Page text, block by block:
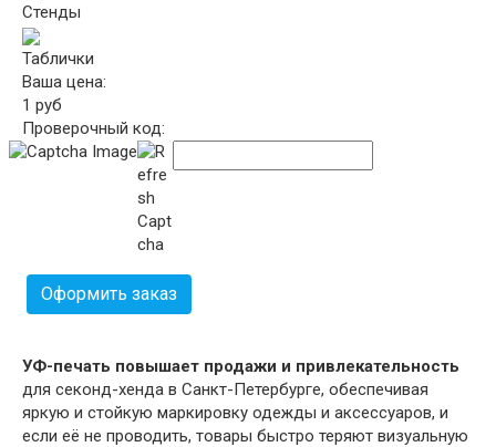
Стенды
Таблички
Ваша цена:
1 руб
Проверочный код:
Оформить заказ
УФ-печать повышает продажи и привлекательность
для секонд-хенда в Санкт-Петербурге, обеспечивая
яркую и стойкую маркировку одежды и аксессуаров, и
если её не проводить, товары быстро теряют визуальную